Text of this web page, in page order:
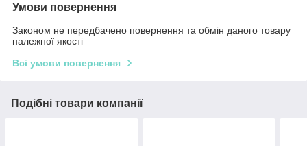
Умови повернення
Законом не передбачено повернення та обмін даного товару
належної якості
Всі умови повернення
Подібні товари компанії